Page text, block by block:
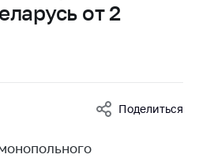
от 2
Поделиться